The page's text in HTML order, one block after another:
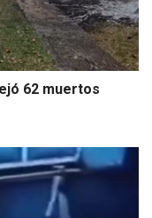
62 muertos